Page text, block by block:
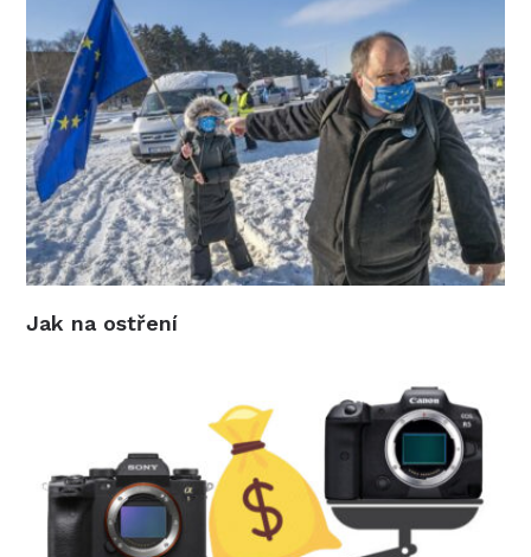
Jak na ostření